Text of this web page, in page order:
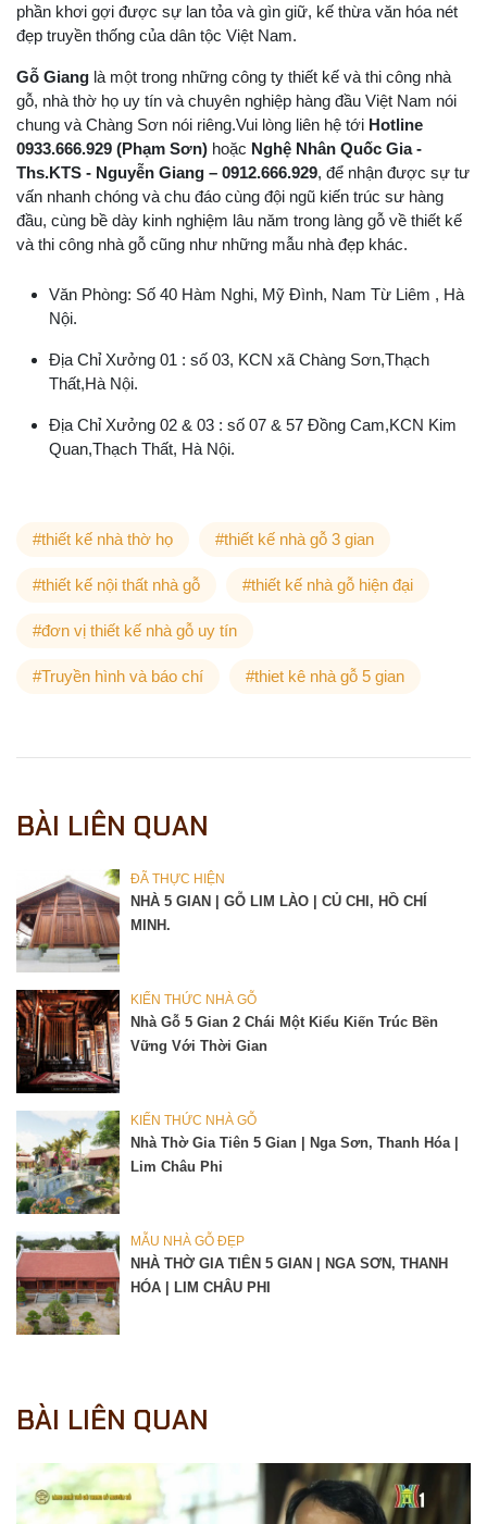
phần khơi gợi được sự lan tỏa và gìn giữ, kế thừa văn hóa nét
đẹp truyền thống của dân tộc Việt Nam.
Gỗ Giang là một trong những công ty thiết kế và thi công nhà
gỗ, nhà thờ họ uy tín và chuyên nghiệp hàng đầu Việt Nam nói
chung và Chàng Sơn nói riêng.Vui lòng liên hệ tới Hotline
0933.666.929 (Phạm Sơn) hoặc Nghệ Nhân Quốc Gia -
Ths.KTS - Nguyễn Giang – 0912.666.929, để nhận được sự tư
vấn nhanh chóng và chu đáo cùng đội ngũ kiến trúc sư hàng
đầu, cùng bề dày kinh nghiệm lâu năm trong làng gỗ về thiết kế
và thi công nhà gỗ cũng như những mẫu nhà đẹp khác.
Văn Phòng: Số 40 Hàm Nghi, Mỹ Đình, Nam Từ Liêm , Hà
Nội.
Địa Chỉ Xưởng 01 : số 03, KCN xã Chàng Sơn,Thạch
Thất,Hà Nội.
Địa Chỉ Xưởng 02 & 03 : số 07 & 57 Đồng Cam,KCN Kim
Quan,Thạch Thất, Hà Nội.
#thiết kế nhà thờ họ #thiết kế nhà gỗ 3 gian
#thiết kế nội thất nhà gỗ #thiết kế nhà gỗ hiện đại
#đơn vị thiết kế nhà gỗ uy tín
#Truyền hình và báo chí #thiet kê nhà gỗ 5 gian
BÀI LIÊN QUAN
ĐÃ THỰC HIỆN
NHÀ 5 GIAN | GỖ LIM LÀO | CỦ CHI, HỒ CHÍ
MINH.
KIẾN THỨC NHÀ GỖ
Nhà Gỗ 5 Gian 2 Chái Một Kiểu Kiến Trúc Bền
Vững Với Thời Gian
KIẾN THỨC NHÀ GỖ
Nhà Thờ Gia Tiên 5 Gian | Nga Sơn, Thanh Hóa |
Lim Châu Phi
MẪU NHÀ GỖ ĐẸP
NHÀ THỜ GIA TIÊN 5 GIAN | NGA SƠN, THANH
HÓA | LIM CHÂU PHI
BÀI LIÊN QUAN